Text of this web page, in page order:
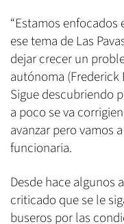
“Estamos
ese tema de Las
dejar crecer un
autónoma (Frederick
Sigue descubriendo
a poco se va
avanzar pero vamos
funcionaria.
Desde hace algunos
criticado que se le
buseros por las